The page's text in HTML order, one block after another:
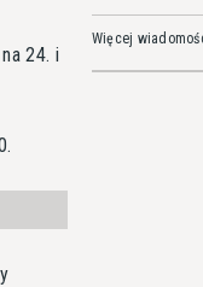
24. i
Więcej